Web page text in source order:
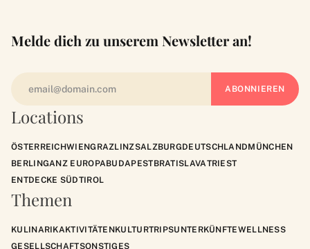
Locations
ÖSTERREICHWIENGRAZLINZSALZBURGDEUTSCHLANDMÜNCHEN
BERLINGANZ EUROPABUDAPESTBRATISLAVATRIEST
ENTDECKE SÜDTIROL
Themen
KULINARIKAKTIVITÄTENKULTURTRIPSUNTERKÜNFTEWELLNESS
GESELLSCHAFTSONSTIGES
Melde dich zu unserem Newsletter an!